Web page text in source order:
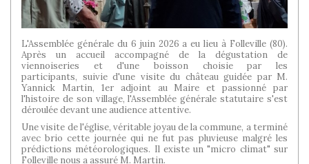
L'Assemblée générale du 6 juin 2026 a eu lieu à Folleville (80).
Après un accueil accompagné de la dégustation de
viennoiseries et d'une boisson choisie par les
participants, suivie d'une visite du château guidée par M.
Yannick Martin, 1er adjoint au Maire et passionné par
l'histoire de son village, l'Assemblée générale statutaire s'est
déroulée devant une audience attentive.
Une visite de l'église, véritable joyau de la commune, a terminé
avec brio cette journée qui ne fut pas pluvieuse malgré les
prédictions météorologiques. Il existe un "micro climat" sur
Folleville nous a assuré M. Martin.